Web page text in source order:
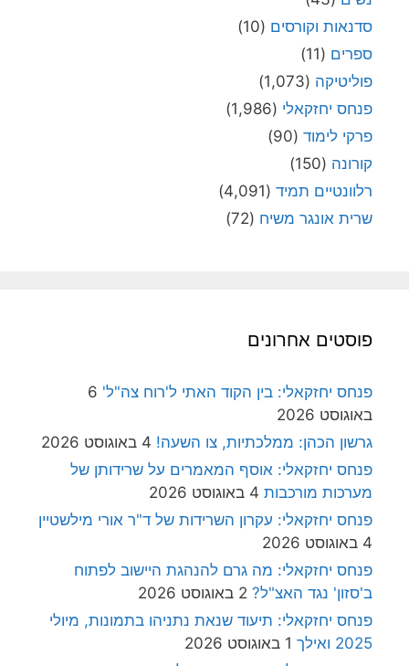
סדנאות וקורסים (10)
ספרים (11)
פוליטיקה (1,073)
פנחס יחזקאלי (1,986)
פרקי לימוד (90)
קורונה (150)
רלוונטיים תמיד (4,091)
שרית אונגר משיח (72)
פוסטים אחרונים
פנחס יחזקאלי: בין הקוד האתי ל'רוח צה"ל' 6
באוגוסט 2026
גרשון הכהן: ממלכתיות, צו השעה! 4 באוגוסט 2026
פנחס יחזקאלי: אוסף המאמרים על שרידותן של
מערכות מורכבות 4 באוגוסט 2026
פנחס יחזקאלי: עקרון השרידות של ד"ר אורי מילשטיין
4 באוגוסט 2026
פנחס יחזקאלי: מה גרם להנהגת היישוב לפתוח
ב'סזון' נגד האצ"ל? 2 באוגוסט 2026
פנחס יחזקאלי: תיעוד שנאת נתניהו בתמונות, מיולי
2025 ואילך
1 באוגוסט 2026